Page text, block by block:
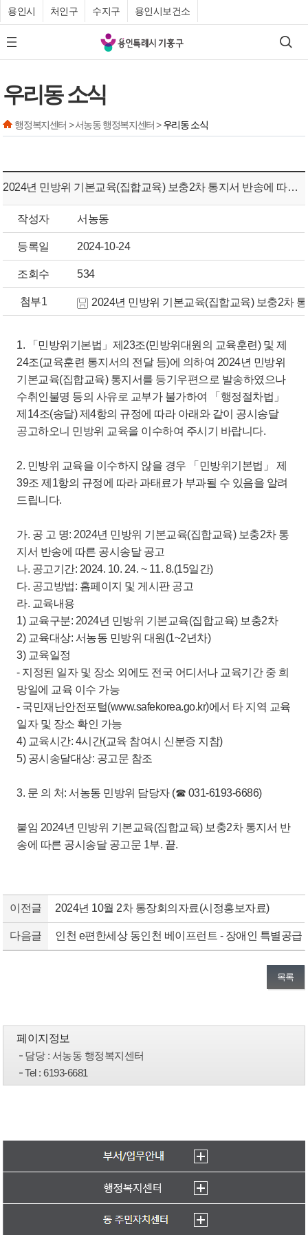
용인시 처인구 수지구 용인시보건소
모바일 메뉴 버튼
기
흥
청
검색
우리동 소식
행정복지센터 > 서농동 행정복지센터 >우리동 소식
2024년 민방위 기본교육(집합교육) 보충2차 통지서 반송에 따른 공시송달 공고
작성자 서농동
등록일 2024-10-24
조회수 534
첨부1 2024년 민방위 기본교육(집합교육) 보충2차
1. 「민방위기본법」제23조(민방위대원의 교육훈련) 및 제
24조(교육훈련 통지서의 전달 등)에 의하여 2024년 민방위
기본교육(집합교육) 통지서를 등기우편으로 발송하였으나
수취인불명 등의 사유로 교부가 불가하여 「행정절차법」
제14조(송달) 제4항의 규정에 따라 아래와 같이 공시송달
공고하오니 민방위 교육을 이수하여 주시기 바랍니다.
2. 민방위 교육을 이수하지 않을 경우 「민방위기본법」 제
39조 제1항의 규정에 따라 과태료가 부과될 수 있음을 알려
드립니다.
가. 공 고 명: 2024년 민방위 기본교육(집합교육) 보충2차 통
지서 반송에 따른 공시송달 공고
나. 공고기간: 2024. 10. 24. ~ 11. 8.(15일간)
다. 공고방법: 홈페이지 및 게시판 공고
라. 교육내용
1) 교육구분: 2024년 민방위 기본교육(집합교육) 보충2차
2) 교육대상: 서농동 민방위 대원(1~2년차)
3) 교육일정
- 지정된 일자 및 장소 외에도 전국 어디서나 교육기간 중 희
망일에 교육 이수 가능
- 국민재난안전포털(www.safekorea.go.kr)에서 타 지역 교육
일자 및 장소 확인 가능
4) 교육시간: 4시간(교육 참여시 신분증 지참)
5) 공시송달대상: 공고문 참조
3. 문 의 처: 서농동 민방위 담당자 (☎ 031-6193-6686)
붙임 2024년 민방위 기본교육(집합교육) 보충2차 통지서 반
송에 따른 공시송달 공고문 1부. 끝.
이전글 2024년 10월 2차 통장회의자료(시정홍보자료)
다음글 인천 e편한세상 동인천 베이프런트 - 장애인 특별공급
목록
페이지정보
담당: 서농동 행정복지센터
Tel: 6193-6681